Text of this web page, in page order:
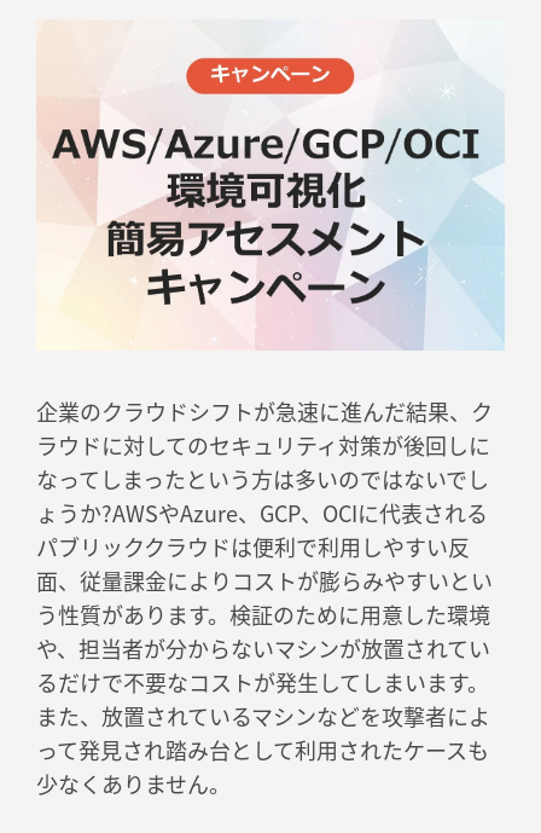
企業のクラウドシフトが急速に進んだ結果、ク
ラウドに対してのセキュリティ対策が後回しに
なってしまったという方は多いのではないでし
ょうか?AWSやAzure、GCP、OCIに代表される
パブリッククラウドは便利で利用しやすい反
面、従量課金によりコストが膨らみやすいとい
う性質があります。検証のために用意した環境
や、担当者が分からないマシンが放置されてい
るだけで不要なコストが発生してしまいます。
また、放置されているマシンなどを攻撃者によ
って発見され踏み台として利用されたケースも
少なくありません。